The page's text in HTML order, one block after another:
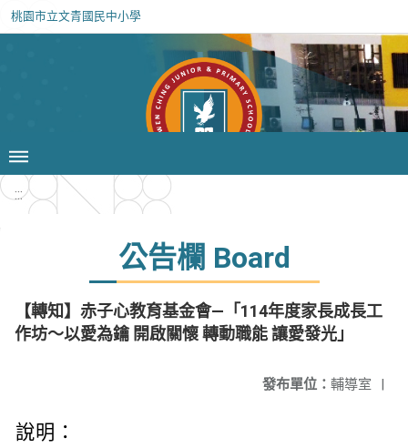
桃園市立文青國民中小學
:::
公告欄 Board
【轉知】赤子心教育基金會—「114年度家長成長工
作坊～以愛為鑰 開啟關懷 轉動職能 讓愛發光」
發布單位： 輔導室 |
說明：